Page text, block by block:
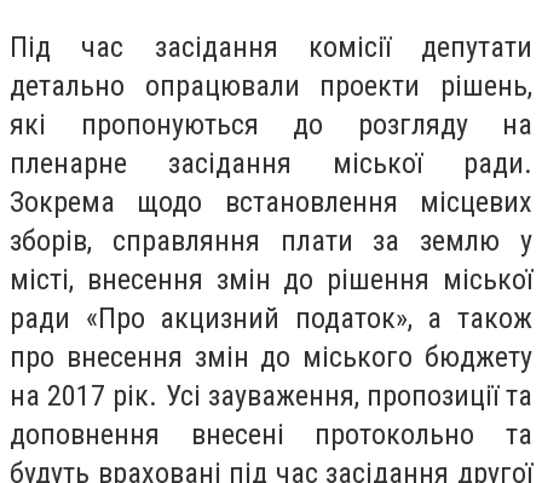
Під час засідання комісії депутати
детально опрацювали проекти рішень,
які пропонуються до розгляду на
пленарне засідання міської ради.
Зокрема щодо встановлення місцевих
зборів, справляння плати за землю у
місті, внесення змін до рішення міської
ради «Про акцизний податок», а також
про внесення змін до міського бюджету
на 2017 рік. Усі зауваження, пропозиції та
доповнення внесені протокольно та
будуть враховані під час засідання другої